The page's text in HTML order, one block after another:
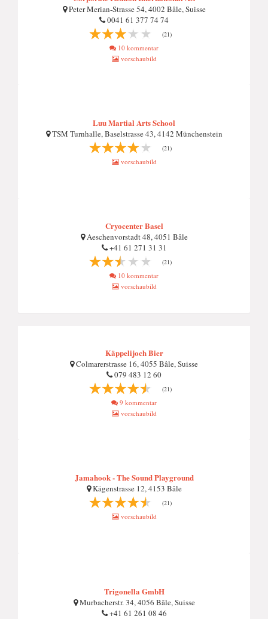
Peter Merian-Strasse 54, 4002 Bâle, Suisse
0041 61 377 74 74
(21)
10 kommentar
vorschaubild
Luu Martial Arts School
TSM Turnhalle, Baselstrasse 43, 4142 Münchenstein
(21)
vorschaubild
Cryocenter Basel
Aeschenvorstadt 48, 4051 Bâle
+41 61 271 31 31
(21)
10 kommentar
vorschaubild
Käppelijoch Bier
Colmarerstrasse 16, 4055 Bâle, Suisse
079 483 12 60
(21)
9 kommentar
vorschaubild
Jamahook - The Sound Playground
Kägenstrasse 12, 4153 Bâle
(21)
vorschaubild
Trigonella GmbH
Murbacherstr. 34, 4056 Bâle, Suisse
+41 61 261 08 46